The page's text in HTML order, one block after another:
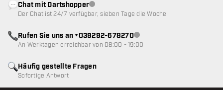
Häufig gestellte Fragen
Sofortige Antwort
Chat mit DartshopperKundenservice nicht verfügbar
Der Chat ist 24/7 verfügbar, sieben Tage die Woche
Rufen Sie uns an +039292-678270Kundenservice nicht
An Werktagen erreichbar von 08:00 - 19:00